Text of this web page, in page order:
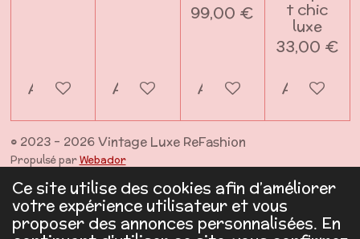
Ce site utilise des cookies afin d’améliorer
votre expérience utilisateur et vous
proposer des annonces personnalisées. En
Ajouter au panierAjouter au panier
99,00 €
Ajouter au panier
t chic
luxe
33,00 €
Ajouter
© 2023 - 2026 Vintage Luxe ReFashion
Propulsé parWebador